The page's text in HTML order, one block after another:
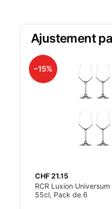
Ajustement
–15%
CHF 21.15
RCR Luxion Universum
55cl, Pack de 6